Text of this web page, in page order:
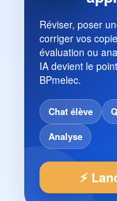
Réviser, poser
corriger vos
évaluation ou
IA devient le
BPmelec.
Chat élève
Analyse
⚡